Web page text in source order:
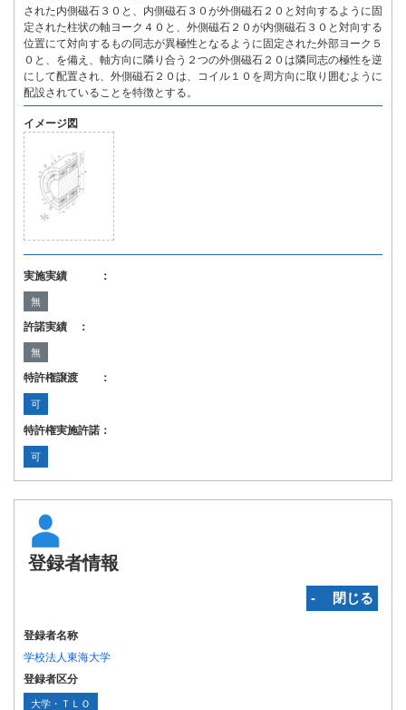
された内側磁石３０と、内側磁石３０が外側磁石２０と対向するように固
定された柱状の軸ヨーク４０と、外側磁石２０が内側磁石３０と対向する
位置にて対向するもの同志が異極性となるように固定された外部ヨーク５
０と、を備え、軸方向に隣り合う２つの外側磁石２０は隣同志の極性を逆
にして配置され、外側磁石２０は、コイル１０を周方向に取り囲むように
配設されていることを特徴とする。
イメージ図
実施実績 ：
無
許諾実績 ：
無
特許権譲渡 ：
可
特許権実施許諾：
可
登録者情報
‐ 閉じる
登録者名称
学校法人東海大学
登録者区分
大学・ＴＬＯ